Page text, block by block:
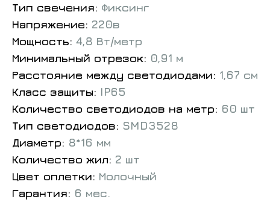
Тип свечения: Фиксинг
Напряжение: 220в
Мощность: 4,8 Вт/метр
Минимальный отрезок: 0,91 м
Расстояние между светодиодами: 1,67 см
Класс защиты: IP65
Количество светодиодов на метр: 60 шт
Тип светодиодов: SMD3528
Диаметр: 8*16 мм
Количество жил: 2 шт
Цвет оплетки: Молочный
Гарантия: 6 мес.